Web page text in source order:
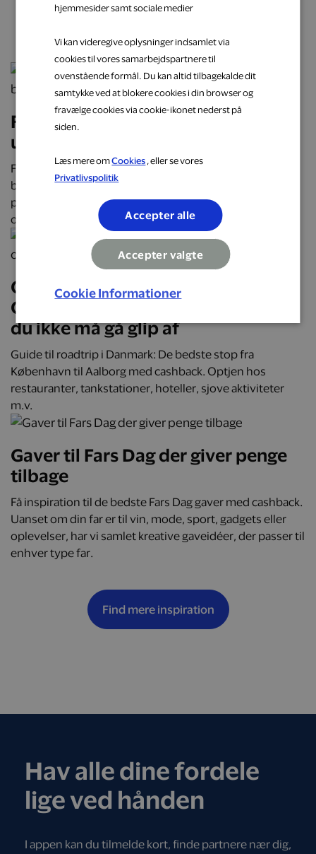
næste oplevelse
Få cashback på hverdagens
udgifter hos populære brands
Få cashback på hverdagens udgifter hos over 2.000
butikker, restauranter og webshops. Optjen automatisk
penge tilbage på alt fra mad og transport til mode, bolig
og faste abonnementer.
Oplev Danmark på roadtrip:
Oplevelser, mad og overnatninger,
du ikke må gå glip af
Guide til roadtrip i Danmark: De bedste stop fra
København til Aalborg med cashback. Optjen hos
restauranter, tankstationer, hoteller, sjove aktiviteter
m.v.
Gaver til Fars Dag der giver penge
tilbage
Få inspiration til de bedste Fars Dag gaver med cashback.
Uanset om din far er til vin, mode, sport, gadgets eller
oplevelser, har vi samlet kreative gaveidéer, der passer til
enhver type far.
Find mere inspiration
Hav alle dine fordele
lige ved hånden
I appen kan du tilmelde kort, finde partnere nær dig,
hjemmesider samt sociale medier
Vi kan videregive oplysninger indsamlet via
cookies til vores samarbejdspartnere til
ovenstående formål. Du kan altid tilbagekalde dit
samtykke ved at blokere cookies i din browser og
fravælge cookies via cookie-ikonet nederst på
siden.
Læs mere omCookies , eller se vores
Privatlivspolitik
Accepter alle
Accepter valgte
Cookie Informationer